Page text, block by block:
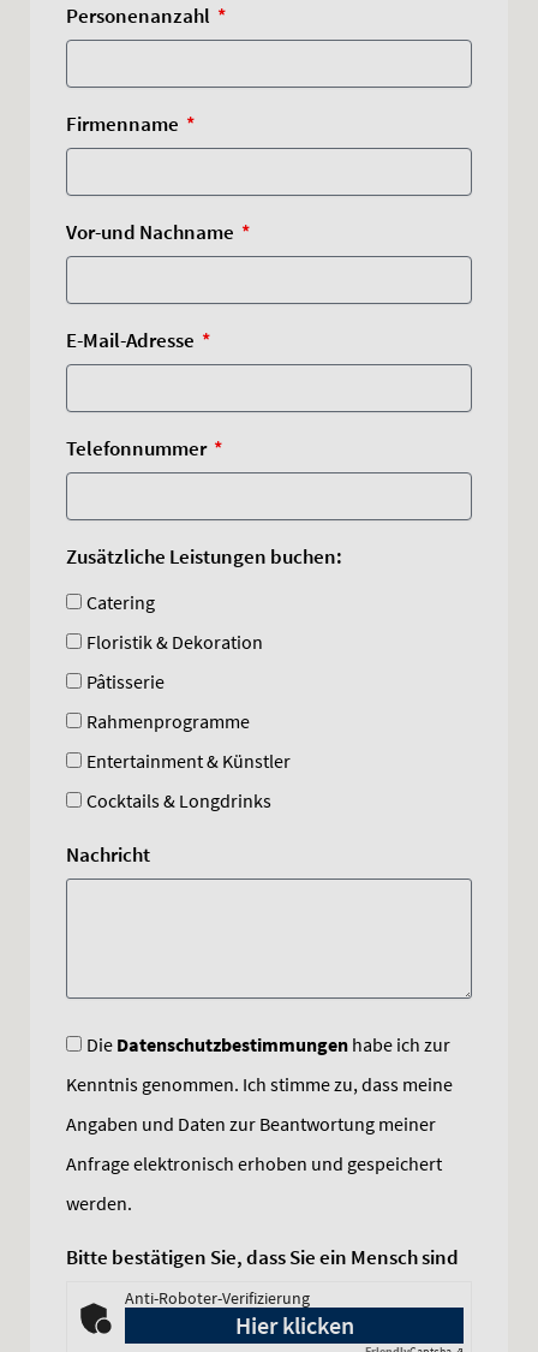
Personenanzahl
Firmenname
Vor-und Nachname
E-Mail-Adresse
Telefonnummer
Zusätzliche Leistungen buchen:
Catering
Floristik & Dekoration
Pâtisserie
Rahmenprogramme
Entertainment & Künstler
Cocktails & Longdrinks
Nachricht
Die Datenschutzbestimmungen habe ich zur
Kenntnis genommen. Ich stimme zu, dass meine
Angaben und Daten zur Beantwortung meiner
Anfrage elektronisch erhoben und gespeichert
werden.
Bitte bestätigen Sie, dass Sie ein Mensch sind
Anti-Roboter-Verifizierung
Hier klicken